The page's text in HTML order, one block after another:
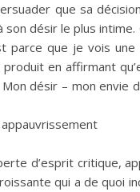
que sa
son désir le plus
parce que je vois
en affirmant
désir – mon envie
d’esprit critique,
qui a de quoi